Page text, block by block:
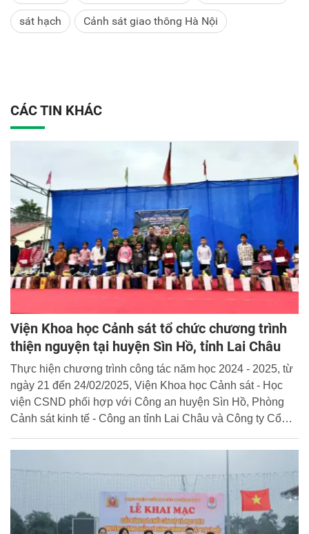
sát hạch Cảnh sát giao thông Hà Nội
CÁC TIN KHÁC
Viện Khoa học Cảnh sát tổ chức chương trình
thiện nguyện tại huyện Sìn Hồ, tỉnh Lai Châu
Thực hiện chương trình công tác năm học 2024 - 2025, từ
ngày 21 đến 24/02/2025, Viện Khoa học Cảnh sát - Học
viện CSND phối hợp với Công an huyện Sìn Hồ, Phòng
Cảnh sát kinh tế - Công an tỉnh Lai Châu và Công ty Cổ
nguyện tại huyện Sìn Hồ, tỉnh Lai Châu.